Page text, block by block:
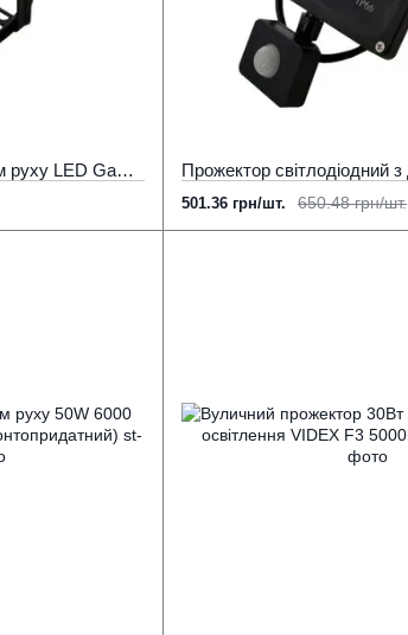
Прожектор 10 Вт з датчиком руху LED Gamma 900 Лм 6500К LED STORY Profi
650.48 грн/шт.
501.36 грн/шт.